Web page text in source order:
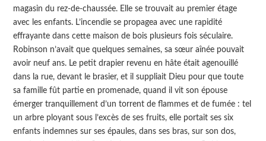
magasin du rez-de-chaussée. Elle se trouvait au premier étage
avec les enfants. L’incendie se propagea avec une rapidité
effrayante dans cette maison de bois plusieurs fois séculaire.
Robinson n’avait que quelques semaines, sa sœur aînée pouvait
avoir neuf ans. Le petit drapier revenu en hâte était agenouillé
dans la rue, devant le brasier, et il suppliait Dieu pour que toute
sa famille fût partie en promenade, quand il vit son épouse
émerger tranquillement d’un torrent de flammes et de fumée : tel
un arbre ployant sous l’excès de ses fruits, elle portait ses six
enfants indemnes sur ses épaules, dans ses bras, sur son dos,